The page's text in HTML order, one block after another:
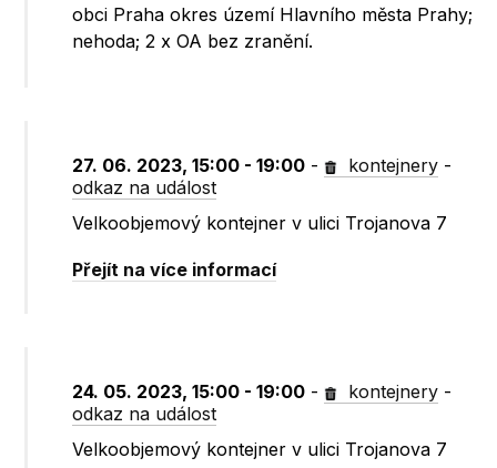
obci Praha okres území Hlavního města Prahy;
nehoda; 2 x OA bez zranění.
27. 06. 2023, 15:00 - 19:00 - kontejnery -
odkaz na událost
Velkoobjemový kontejner v ulici Trojanova 7
Přejít na více informací
24. 05. 2023, 15:00 - 19:00 - kontejnery -
odkaz na událost
Velkoobjemový kontejner v ulici Trojanova 7